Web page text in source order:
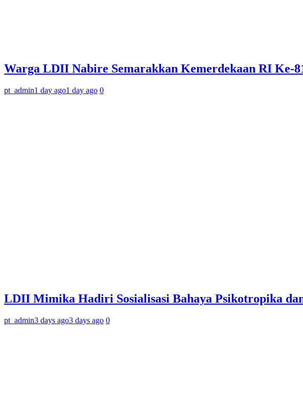
Warga LDII Nabire Semarakkan Kemerdekaan RI Ke-
pt_admin1 day ago1 day ago 0
LDII Mimika Hadiri Sosialisasi Bahaya Psikotropika
pt_admin3 days ago3 days ago 0